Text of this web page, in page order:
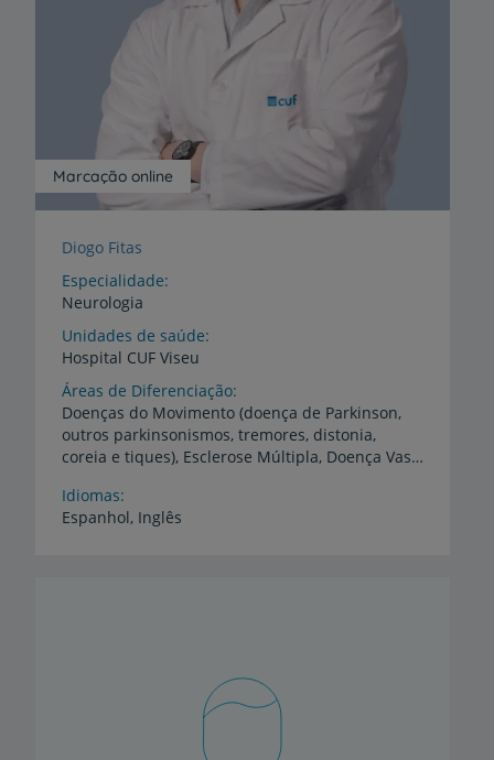
Marcação online
Diogo Fitas
Especialidade
Neurologia
Unidades de saúde
Hospital CUF Viseu
Áreas de Diferenciação
Doenças do Movimento (doença de Parkinson,
outros parkinsonismos, tremores, distonia,
coreia e tiques), Esclerose Múltipla, Doença Vascular Cerebral
Idiomas
Espanhol, Inglês